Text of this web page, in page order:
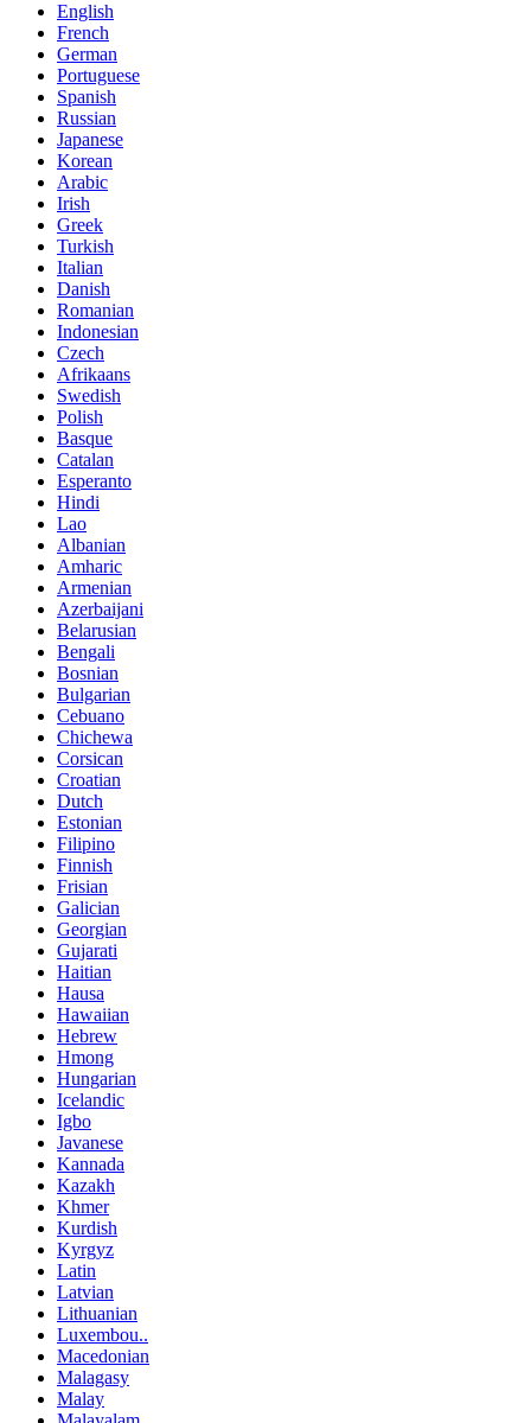
English
French
German
Portuguese
Spanish
Russian
Japanese
Korean
Arabic
Irish
Greek
Turkish
Italian
Danish
Romanian
Indonesian
Czech
Afrikaans
Swedish
Polish
Basque
Catalan
Esperanto
Hindi
Lao
Albanian
Amharic
Armenian
Azerbaijani
Belarusian
Bengali
Bosnian
Bulgarian
Cebuano
Chichewa
Corsican
Croatian
Dutch
Estonian
Filipino
Finnish
Frisian
Galician
Georgian
Gujarati
Haitian
Hausa
Hawaiian
Hebrew
Hmong
Hungarian
Icelandic
Igbo
Javanese
Kannada
Kazakh
Khmer
Kurdish
Kyrgyz
Latin
Latvian
Lithuanian
Luxembou..
Macedonian
Malagasy
Malay